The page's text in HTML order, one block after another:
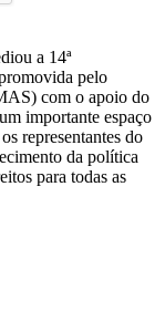
a 14ª
pelo
com o apoio do
importante espaço
representantes do
da política
para todas as